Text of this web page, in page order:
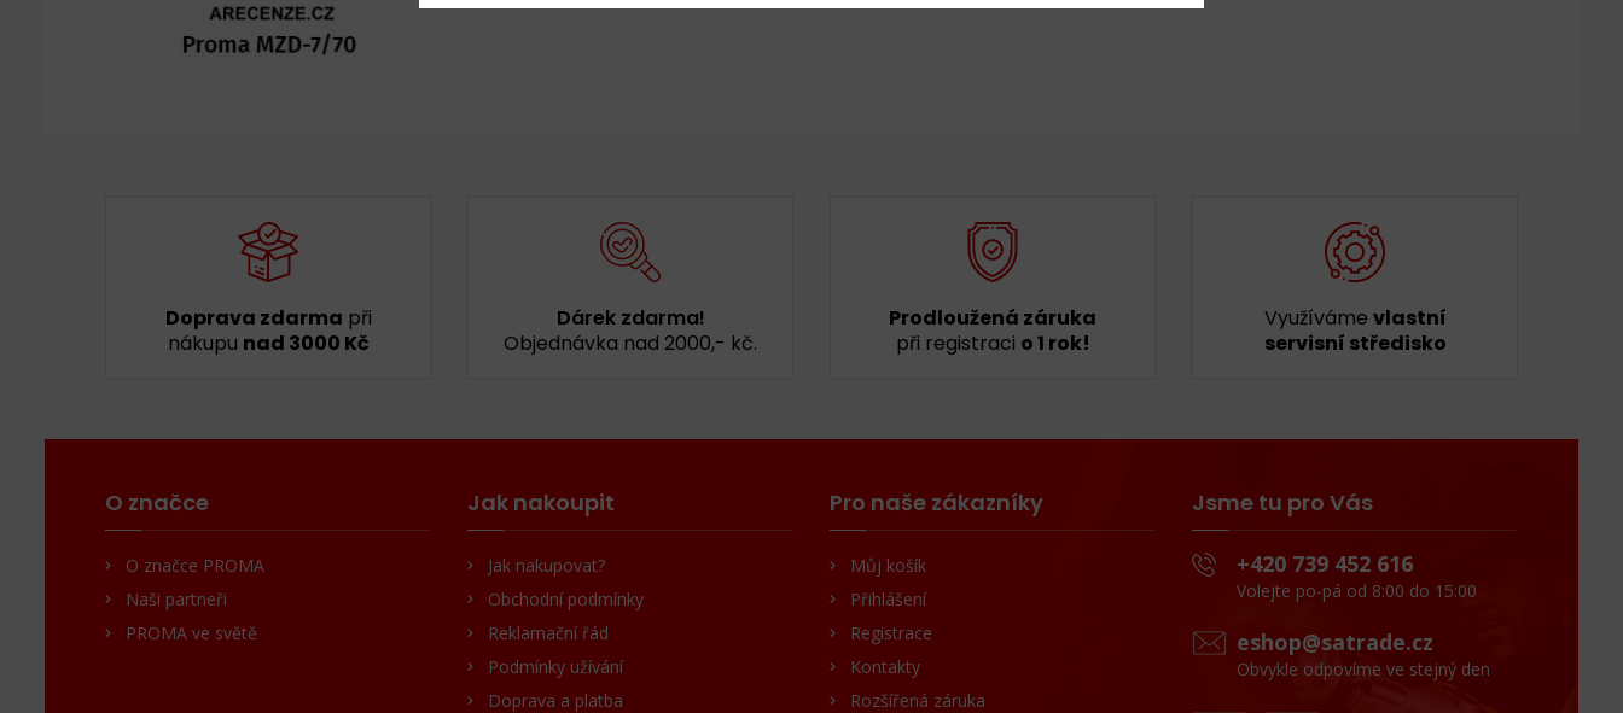
Doprava zdarma při
nákupu nad 3000 Kč
Dárek zdarma!
Objednávka nad 2000,- kč.
Prodloužená záruka
při registraci o 1 rok!
Využíváme vlastní
servisní středisko
O značce
O značce PROMA
Naši partneři
PROMA ve světě
Jak nakoupit
Jak nakupovat?
Obchodní podmínky
Reklamační řád
Podmínky užívání
Doprava a platba
Pro naše zákazníky
Můj košík
Přihlášení
Registrace
Kontakty
Rozšířená záruka
Jsme tu pro Vás
+420 739 452 616
Volejte po-pá od 8:00 do 15:00
eshop@satrade.cz
Obvykle odpovíme ve stejný den